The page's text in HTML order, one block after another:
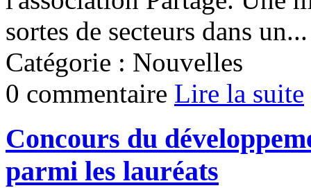
sortes de secteurs dans un...
Catégorie : Nouvelles
0 commentaire Lire la suite
Concours du
parmi les lauréats